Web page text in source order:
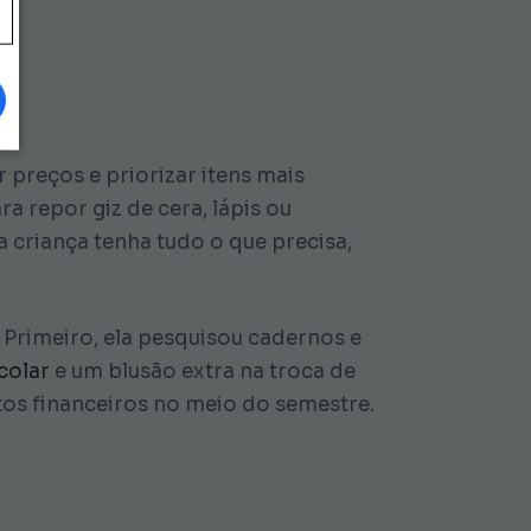
preços e priorizar itens mais
repor giz de cera, lápis ou
criança tenha tudo o que precisa,
ela pesquisou cadernos e
e um blusão extra na troca de
financeiros no meio do semestre.